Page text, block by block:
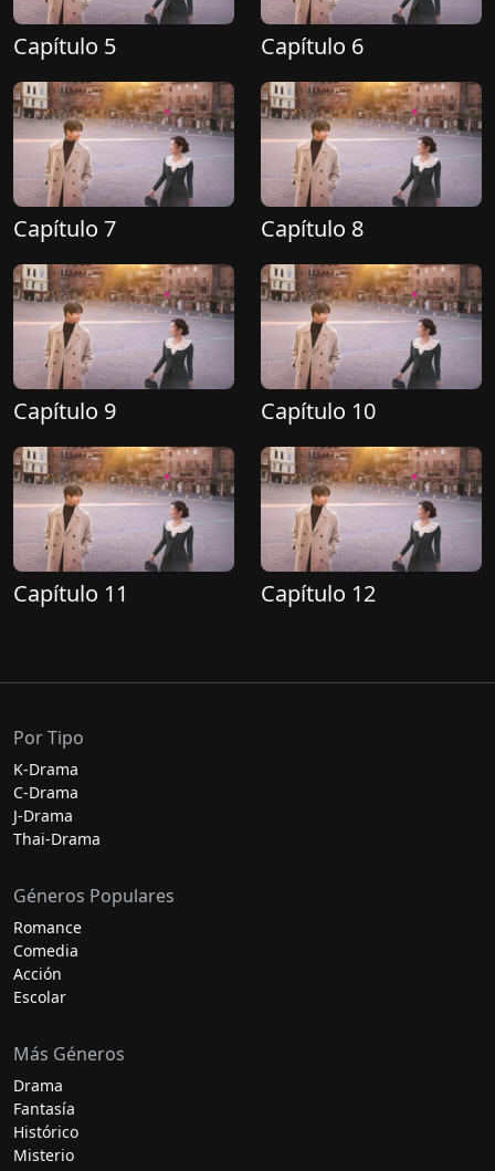
Capítulo 5 Capítulo 6
Capítulo 7 Capítulo 8
Capítulo 9 Capítulo 10
Capítulo 11 Capítulo 12
Por Tipo
K-Drama
C-Drama
J-Drama
Thai-Drama
Géneros Populares
Romance
Comedia
Acción
Escolar
Más Géneros
Drama
Fantasía
Histórico
Misterio